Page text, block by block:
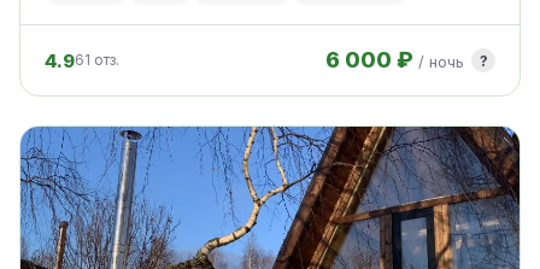
4.961 отз. 6 000 ₽ / ночь ?